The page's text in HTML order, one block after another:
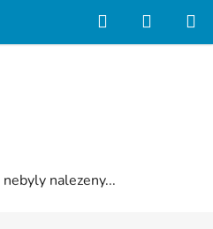
Hledat
KOŠÍK
nebyly nalezeny...